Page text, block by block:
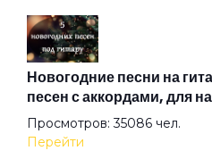
Война
Волк
Новогодние песни на
песен с аккордами, для
Просмотров: 35086 чел.
Перейти